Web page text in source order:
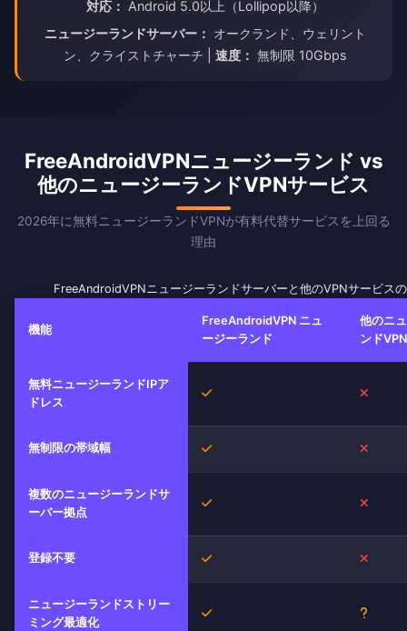
対応： Android 5.0以上（Lollipop以降）
ニュージーランドサーバー： オークランド、ウェリント
ン、クライストチャーチ | 速度： 無制限 10Gbps
FreeAndroidVPNニュージーランド vs
他のニュージーランドVPNサービス
2026年に無料ニュージーランドVPNが有料代替サービスを上回る
理由
FreeAndroidVPNニュージーランドサーバーと他のVPNサービス
機能
FreeAndroidVPN ニュ
ージーランド
他のニ
ンドVPN
無料ニュージーランドIPア
ドレス
はい
無制限の帯域幅 はい
複数のニュージーランドサ
ーバー拠点
はい
登録不要 はい
ニュージーランドストリー
ミング最適化
はい